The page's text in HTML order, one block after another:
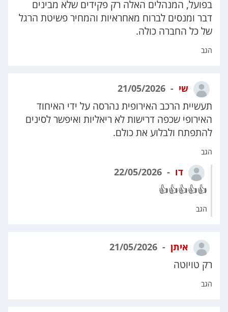
בפועל, המנהלים האלה רק פקידים שלא מבינים
דבר ומנסים לברוח מאחראיות והמחיר פשיטת הרגל
של כל החברה כולה.
הגב
שי
תעשיית הרכב האירופית נהרסה על ידי האיחוד
האירופי שכפה דרישות לא ריאליות ואיפשר לסינים
להתפתח ולבלוע את כולם.
הגב
דו
👍👍👍👍👍
הגב
איתן
רק טויוטה
הגב